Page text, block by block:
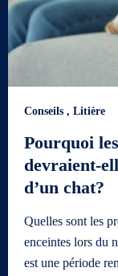
Conseils , Litière
Pourquoi
devraient-
d’un chat?
Quelles sont les
enceintes lors du
est une période